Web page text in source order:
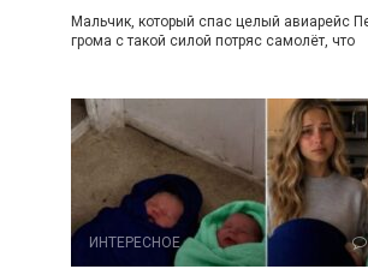
Мальчик, который спас целый авиарейс
грома с такой силой потряс самолёт, что
ИНТЕРЕСНОЕ